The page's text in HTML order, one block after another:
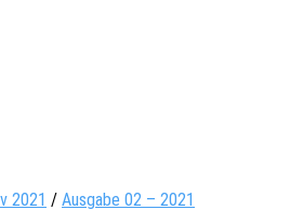
2021 / Ausgabe 02 – 2021